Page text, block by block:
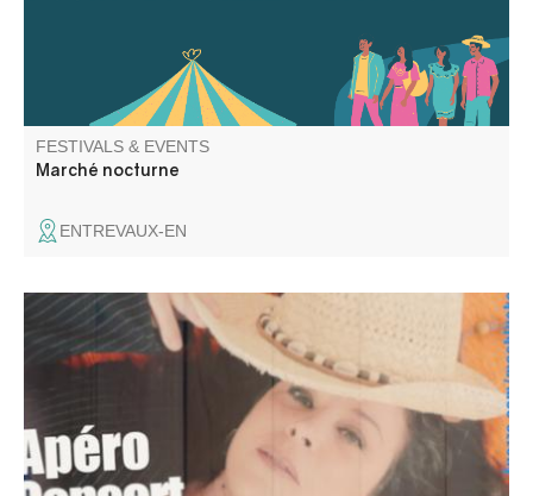
FESTIVALS & EVENTS
Marché nocturne
ENTREVAUX-EN
Apéro Concert avec Ma's Blue Key au Gite L'Arc en Ciel.